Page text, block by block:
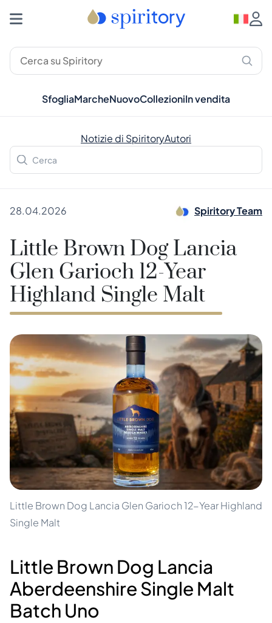
SfogliaMarcheNuovoCollezioniIn vendita
Notizie di SpiritoryAutori
28.04.2026 Spiritory Team
Little Brown Dog Lancia
Glen Garioch 12-Year
Highland Single Malt
Little Brown Dog Lancia Glen Garioch 12-Year Highland
Single Malt
Little Brown Dog Lancia
Aberdeenshire Single Malt
Batch Uno